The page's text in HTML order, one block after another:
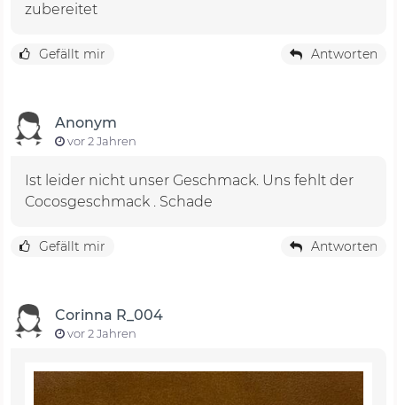
zubereitet
Gefällt mir Antworten
Anonym
vor 2 Jahren
Ist leider nicht unser Geschmack. Uns fehlt der
Cocosgeschmack . Schade
Gefällt mir Antworten
Corinna R_004
vor 2 Jahren